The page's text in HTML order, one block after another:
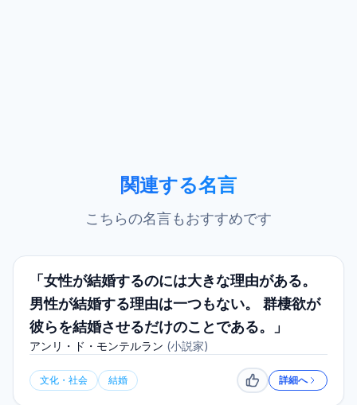
関連する名言
こちらの名言もおすすめです
「女性が結婚するのには大きな理由がある。
男性が結婚する理由は一つもない。 群棲欲が
彼らを結婚させるだけのことである。」
アンリ・ド・モンテルラン (小説家)
文化・社会 結婚 いいね詳細へ